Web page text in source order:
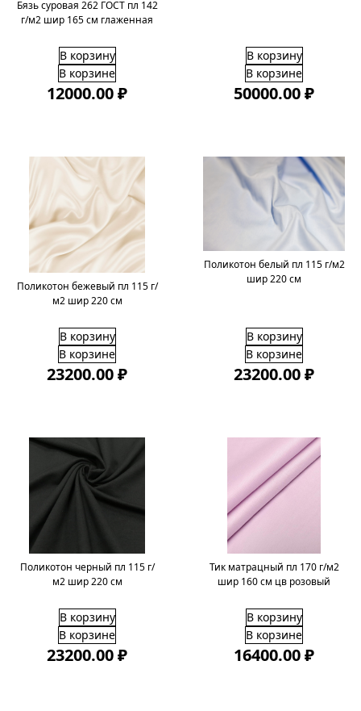
Бязь суровая 262 ГОСТ пл 142
г/м2 шир 165 см глаженная
В корзину
В корзине
12000.00 ₽
В корзину
В корзине
50000.00 ₽
Поликотон бежевый пл 115 г/
м2 шир 220 см
В корзину
В корзине
23200.00 ₽
Поликотон белый пл 115 г/м2
шир 220 см
В корзину
В корзине
23200.00 ₽
Поликотон черный пл 115 г/
м2 шир 220 см
В корзину
В корзине
23200.00 ₽
Тик матрацный пл 170 г/м2
шир 160 см цв розовый
В корзину
В корзине
16400.00 ₽